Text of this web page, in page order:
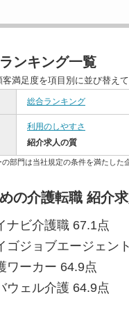
ンキング一覧
満足度を項目別に並び替え
総合ランキング
利用のしやすさ
紹介求人の質
部門は当社規定の条件を満たした
の介護転職 紹介
ナビ介護職 67.1点
ゴジョブエージェン
ワーカー 64.9点
ウェル介護 64.9点